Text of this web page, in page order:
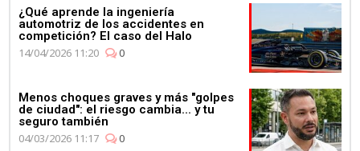
01:11
Mercedes celebra su 4º
Campeonato de
¿Qué aprende la ingeniería
automotriz de los accidentes en
competición? El caso del Halo
14/04/2026 11:20
0
Menos choques graves y más "golpes
de ciudad": el riesgo cambia... y tu
seguro también
04/03/2026 11:17
0